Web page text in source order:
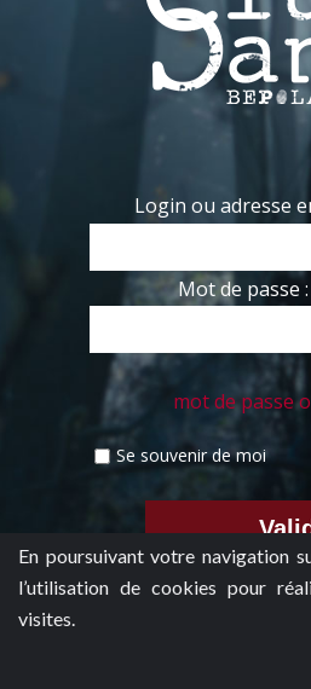
En poursuivant votre navigation
l’utilisation de cookies pour
visites.
Login ou adresse
Mot de passe :
mot de passe
Se souvenir de moi